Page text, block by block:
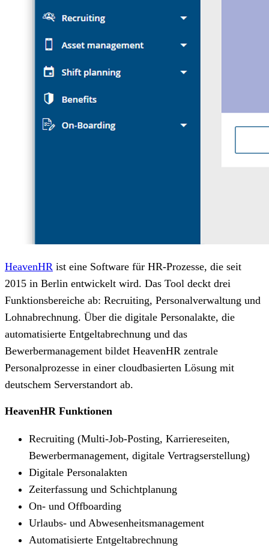
HeavenHR ist eine Software für HR-Prozesse, die seit
2015 in Berlin entwickelt wird. Das Tool deckt drei
Funktionsbereiche ab: Recruiting, Personalverwaltung und
Lohnabrechnung. Über die digitale Personalakte, die
automatisierte Entgeltabrechnung und das
Bewerbermanagement bildet HeavenHR zentrale
Personalprozesse in einer cloudbasierten Lösung mit
deutschem Serverstandort ab.
HeavenHR Funktionen
Recruiting (Multi-Job-Posting, Karriereseiten,
Bewerbermanagement, digitale Vertragserstellung)
Digitale Personalakten
Zeiterfassung und Schichtplanung
On- und Offboarding
Urlaubs- und Abwesenheitsmanagement
Automatisierte Entgeltabrechnung